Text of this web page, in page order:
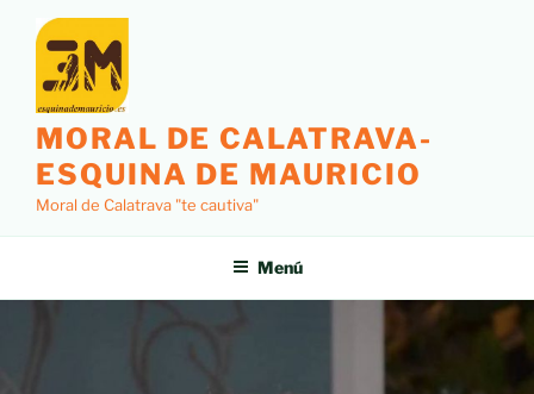
MORAL DE CALATRAVA-
ESQUINA DE MAURICIO
Moral de Calatrava "te cautiva"
Menú